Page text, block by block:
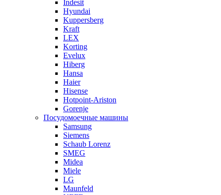
Indesit
Hyundai
Kuppersberg
Kraft
LEX
Korting
Evelux
Hiberg
Hansa
Haier
Hisense
Hotpoint-Ariston
Gorenje
Посудомоечные машины
Samsung
Siemens
Schaub Lorenz
SMEG
Midea
Miele
LG
Maunfeld